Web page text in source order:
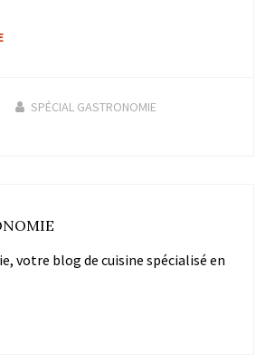
SPÉCIAL GASTRONOMIE
votre blog de cuisine spécialisé en